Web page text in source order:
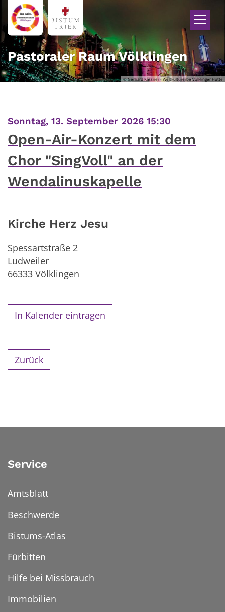
Zum Inhalt springen
© Gerhard Kassner - Weltkulturerbe Völklinger Hütte
Pastoraler Raum Völklingen
Sonntag, 13. September 2026 15:30
Open-Air-Konzert mit dem
Chor "SingVoll" an der
Wendalinuskapelle
Kirche Herz Jesu
Spessartstraße 2
Ludweiler
66333 Völklingen
In Kalender eintragen
Zurück
Service
Amtsblatt
Beschwerde
Bistums-Atlas
Fürbitten
Hilfe bei Missbrauch
Immobilien